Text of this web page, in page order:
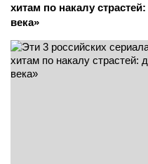
хитам по накалу
века»